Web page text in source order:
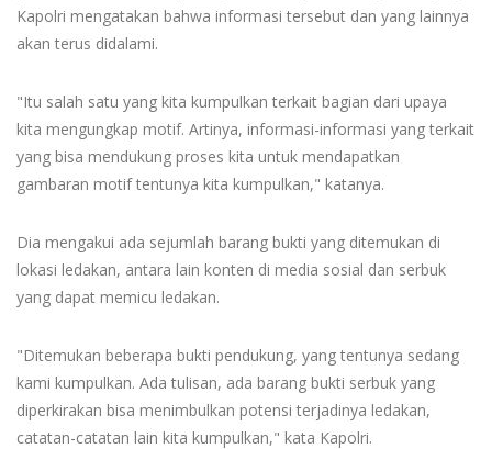
Kapolri mengatakan bahwa informasi tersebut dan yang lainnya
akan terus didalami.
"Itu salah satu yang kita kumpulkan terkait bagian dari upaya
kita mengungkap motif. Artinya, informasi-informasi yang terkait
yang bisa mendukung proses kita untuk mendapatkan
gambaran motif tentunya kita kumpulkan," katanya.
Dia mengakui ada sejumlah barang bukti yang ditemukan di
lokasi ledakan, antara lain konten di media sosial dan serbuk
yang dapat memicu ledakan.
"Ditemukan beberapa bukti pendukung, yang tentunya sedang
kami kumpulkan. Ada tulisan, ada barang bukti serbuk yang
diperkirakan bisa menimbulkan potensi terjadinya ledakan,
catatan-catatan lain kita kumpulkan," kata Kapolri.